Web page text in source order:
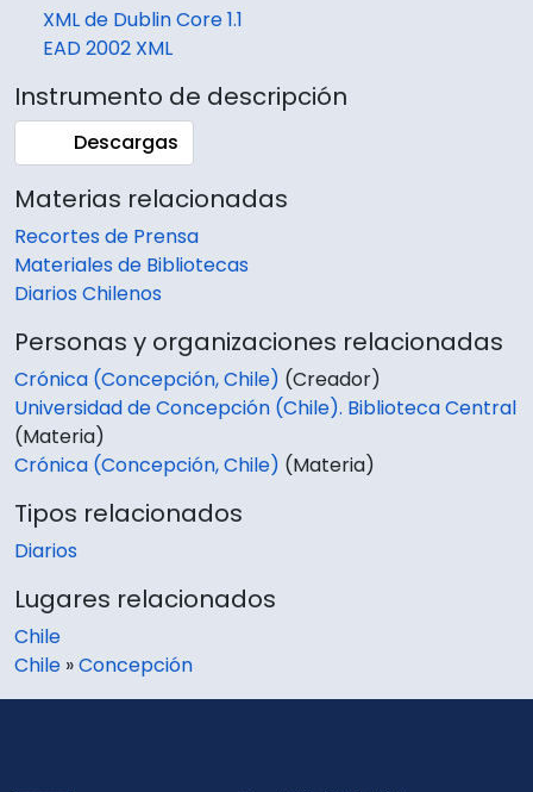
XML de Dublin Core 1.1
EAD 2002 XML
Instrumento de descripción
Descargas
Materias relacionadas
Recortes de Prensa
Materiales de Bibliotecas
Diarios Chilenos
Personas y organizaciones relacionadas
Crónica (Concepción, Chile) (Creador)
Universidad de Concepción (Chile). Biblioteca Central
(Materia)
Crónica (Concepción, Chile) (Materia)
Tipos relacionados
Diarios
Lugares relacionados
Chile
Chile »Concepción